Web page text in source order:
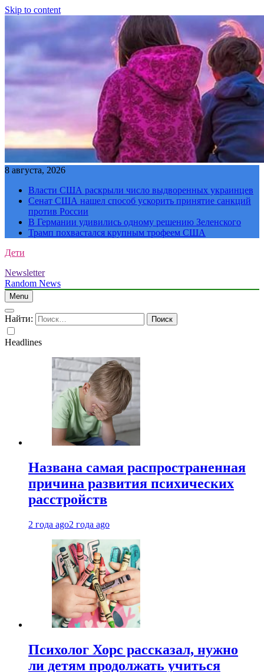
Skip to content
8 августа, 2026
Власти США раскрыли число выдворенных украинцев
Сенат США нашел способ ускорить принятие санкций
против России
В Германии удивились одному решению Зеленского
Трамп похвастался крупным трофеем США
Дети
Newsletter
Random News
Menu
Найти:
Headlines
Названа самая распространенная
причина развития психических
расстройств
2 года ago2 года ago
Психолог Хорс рассказал, нужно
ли детям продолжать учиться